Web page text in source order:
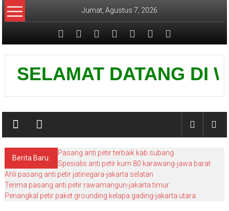
Lompat
ke
Jumat, Agustus 7, 2026
Pusat
Grounding
SELAMAT DATANG DI
Berita Baru:
Pasang anti petir terbaik kab subang
Spesialis anti petir kurn 80 karawang-jawa barat
Ahli pasang anti petir jatinegara-jakarta selatan
Terima pasang anti petir rawamangun-jakarta timur
Penangkal petir paket grounding kelapa gading-jakarta utara